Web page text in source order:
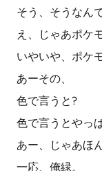
そう、そうなん
え、じゃあポケ
いやいや、ポケ
あーその、
色で言うと?
色で言うとやっ
あー、じゃあほ
一応、俺緑。